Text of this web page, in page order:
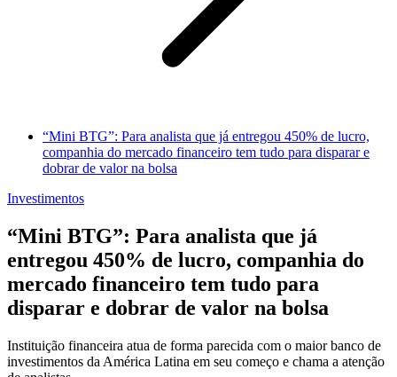
“Mini BTG”: Para analista que já entregou 450% de lucro,
companhia do mercado financeiro tem tudo para disparar e
dobrar de valor na bolsa
Investimentos
“Mini BTG”: Para analista que já
entregou 450% de lucro, companhia do
mercado financeiro tem tudo para
disparar e dobrar de valor na bolsa
Instituição financeira atua de forma parecida com o maior banco de
investimentos da América Latina em seu começo e chama a atenção